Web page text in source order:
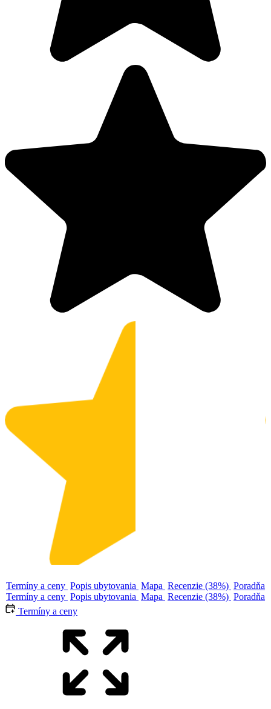
Termíny a ceny Popis ubytovania Mapa Recenzie (38%) Poradňa
Termíny a ceny Popis ubytovania Mapa Recenzie (38%) Poradňa
Termíny a ceny